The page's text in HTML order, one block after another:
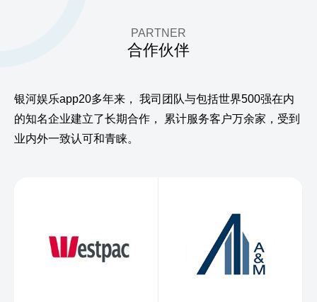
PARTNER
合作伙伴
银河娱乐app20多年来，
我司团队与包括世界500强在内
的知名企业建立了长期合作，
累计服务客户万余家，受到
业内外一致认可和青睐。